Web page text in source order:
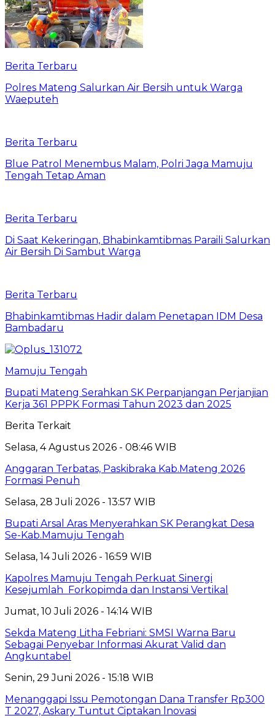
Berita Terbaru
Polres Mateng Salurkan Air Bersih untuk Warga
Waeputeh
Berita Terbaru
Blue Patrol Menembus Malam, Polri Jaga Mamuju
Tengah Tetap Aman
Berita Terbaru
Di Saat Kekeringan, Bhabinkamtibmas Paraili Salurkan
Air Bersih Di Sambut Warga
Berita Terbaru
Bhabinkamtibmas Hadir dalam Penetapan IDM Desa
Bambadaru
Mamuju Tengah
Bupati Mateng Serahkan SK Perpanjangan Perjanjian
Kerja 361 PPPK Formasi Tahun 2023 dan 2025
Berita Terkait
Selasa, 4 Agustus 2026 - 08:46 WIB
Anggaran Terbatas, Paskibraka Kab.Mateng 2026
Formasi Penuh
Selasa, 28 Juli 2026 - 13:57 WIB
Bupati Arsal Aras Menyerahkan SK Perangkat Desa
Se-Kab.Mamuju Tengah
Selasa, 14 Juli 2026 - 16:59 WIB
Kapolres Mamuju Tengah Perkuat Sinergi
Kesejumlah Forkopimda dan Instansi Vertikal
Jumat, 10 Juli 2026 - 14:14 WIB
Sekda Mateng Litha Febriani: SMSI Warna Baru
Sebagai Penyebar Informasi Akurat Valid dan
Angkuntabel
Senin, 29 Juni 2026 - 15:18 WIB
Menanggapi Issu Pemotongan Dana Transfer Rp300
T 2027, Askary Tuntut Ciptakan lnovasi